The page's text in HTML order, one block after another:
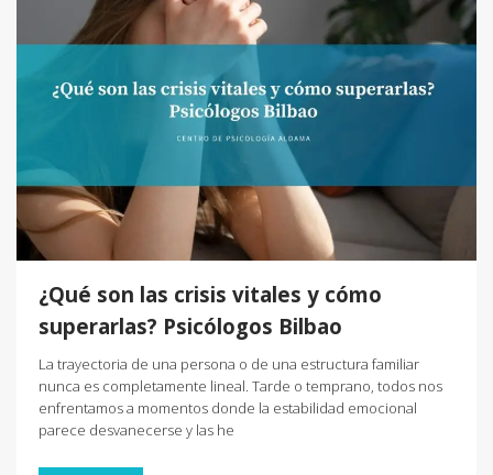
¿Qué son las crisis vitales y cómo
superarlas? Psicólogos Bilbao
La trayectoria de una persona o de una estructura familiar
nunca es completamente lineal. Tarde o temprano, todos nos
enfrentamos a momentos donde la estabilidad emocional
parece desvanecerse y las he